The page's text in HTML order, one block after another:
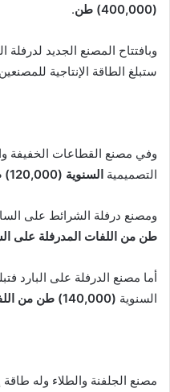
(400,000) طن
.
وبافتتاح المصنع الجديد
ستبلغ الطاقة الإنتاجية
وفي مصنع القطاعات الخفيفة
التصميمية السنوية (120,000) طن وبمختلف الأحجام والأبعاد
ومصنع درفلة الشرائط على
طن من اللفات المدرفلة على
أما مصنع الدرفلة على البارد
السنوية (140,000) طن من اللفات
مصنع الجلفنة والطلاء وله طاقة